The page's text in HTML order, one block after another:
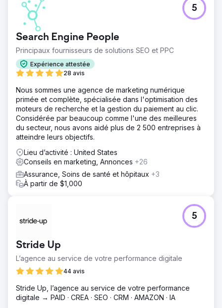
Search Engine People
Principaux fournisseurs de solutions SEO et PPC
Expérience attestée
28 avis
5
Nous sommes une agence de marketing numérique
primée et complète, spécialisée dans l'optimisation des
moteurs de recherche et la gestion du paiement au clic.
Considérée par beaucoup comme l'une des meilleures
du secteur, nous avons aidé plus de 2 500 entreprises à
atteindre leurs objectifs.
Lieu d’activité : United States
Conseils en marketing, Annonces +26
Assurance, Soins de santé et hôpitaux +3
À partir de $1,000
Stride Up
L’agence au service de votre ‍performance digitale
44 avis
5
Stride Up, l’agence au service de votre ‍performance
digitale → PAID · CREA · SEO · CRM · AMAZON · IA